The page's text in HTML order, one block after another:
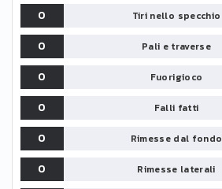
0 Tiri nello specchio
0
Pali e traverse
0
Fuorigioco
0
Falli fatti
0
Rimesse dal fondo
0
Rimesse laterali